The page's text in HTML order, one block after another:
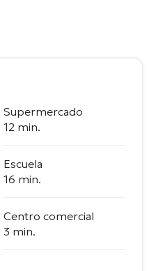
Supermercado
12 min.
Escuela
16 min.
Centro comercial
3 min.